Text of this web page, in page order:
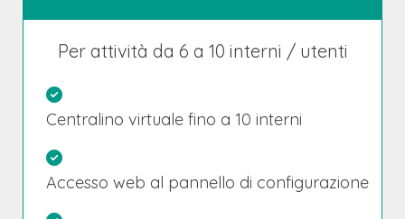
Per attività da 6 a 10 interni / utenti
Centralino virtuale fino a 10 interni
Accesso web al pannello di configurazione